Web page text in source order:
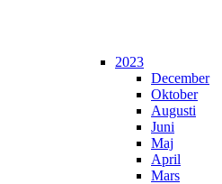
2023
December
Oktober
Augusti
Juni
Maj
April
Mars